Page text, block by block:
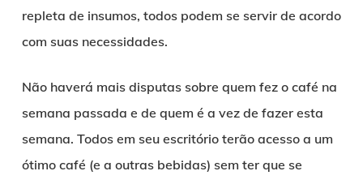
repleta de insumos, todos podem se servir de acordo
com suas necessidades.
Não haverá mais disputas sobre quem fez o café na
semana passada e de quem é a vez de fazer esta
semana. Todos em seu escritório terão acesso a um
ótimo café (e a outras bebidas) sem ter que se